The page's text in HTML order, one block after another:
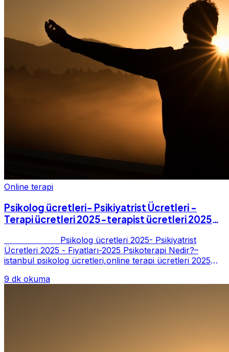
Online terapi
Psikolog ücretleri- Psikiyatrist Ücretleri -
Terapi ücretleri 2025-terapist ücretleri 2025-
Psikolog ücretleri 2025- Psikiyatrist
Ücretleri 2025 - Fiyatları-2025 Psikoterapi Nedir?–
istanbul psikolog ücretleri,online terapi ücretleri 2025
9 dk okuma